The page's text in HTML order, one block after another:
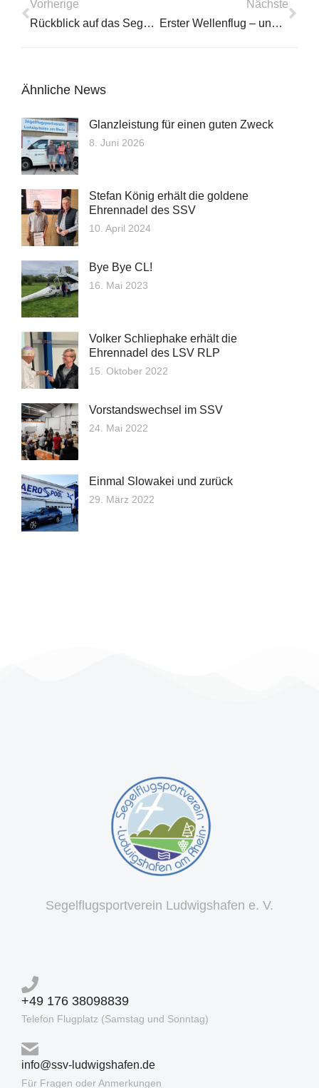
Vorherige
Rückblick auf das Segelfliegerfest 2017
Nächste
Erster Wellenflug – und das im Schwarzwald!
Ähnliche News
Glanzleistung für einen guten Zweck
8. Juni 2026
Stefan König erhält die goldene
Ehrennadel des SSV
10. April 2024
Bye Bye CL!
16. Mai 2023
Volker Schliephake erhält die
Ehrennadel des LSV RLP
15. Oktober 2022
Vorstandswechsel im SSV
24. Mai 2022
Einmal Slowakei und zurück
29. März 2022
Segelflugsportverein Ludwigshafen e. V.
+49 176 38098839
Telefon Flugplatz (Samstag und Sonntag)
info@ssv-ludwigshafen.de
Für Fragen oder Anmerkungen